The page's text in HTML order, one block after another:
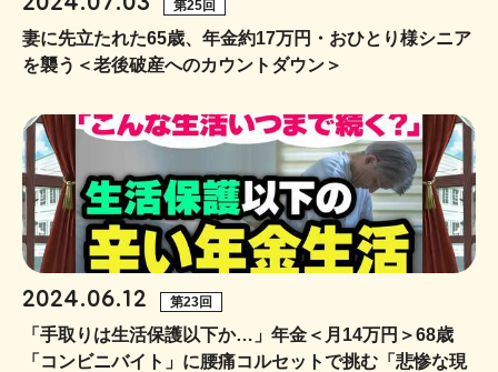
第25回
妻に先立たれた65歳、年金約17万円・おひとり様シニア
を襲う＜老後破産へのカウントダウン＞
2024.06.12 第23回
「手取りは生活保護以下か…」年金＜月14万円＞68歳
「コンビニバイト」に腰痛コルセットで挑む「悲惨な現